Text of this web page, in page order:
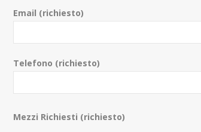
Email (richiesto)
Telefono (richiesto)
Mezzi Richiesti (richiesto)